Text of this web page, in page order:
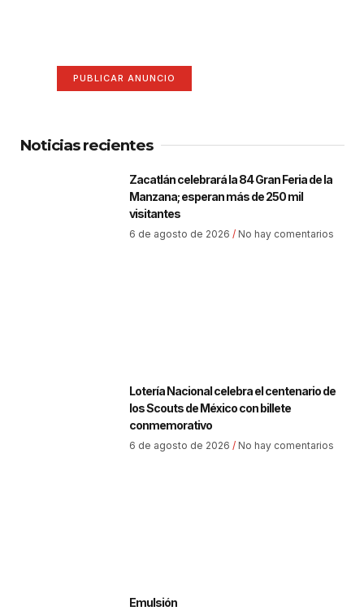
PUBLICAR ANUNCIO
Noticias recientes
Zacatlán celebrará la 84 Gran Feria de la
Manzana; esperan más de 250 mil
visitantes
6 de agosto de 2026 No hay comentarios
Lotería Nacional celebra el centenario de
los Scouts de México con billete
conmemorativo
6 de agosto de 2026 No hay comentarios
Emulsión